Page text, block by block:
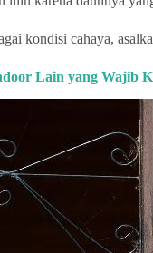
kondisi cahaya,
Lain yang Wajib